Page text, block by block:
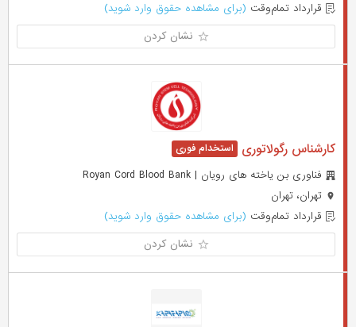
قرارداد تمام‌وقت (برای مشاهده حقوق وارد شوید)
نشان کردن
کارشناس رگولاتوری
فناوری بن یاخته های رویان | Royan Cord Blood Bank
تهران، تهران
قرارداد تمام‌وقت (برای مشاهده حقوق وارد شوید)
نشان کردن